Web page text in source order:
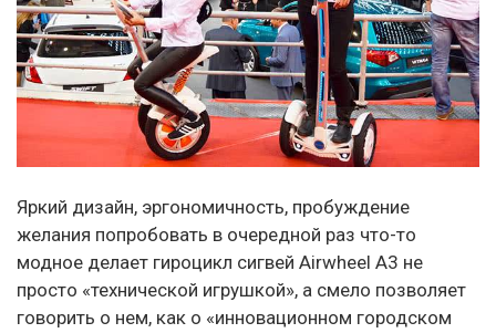
Яркий дизайн, эргономичность, пробуждение
желания попробовать в очередной раз что-то
модное делает гироцикл сигвей Airwheel A3 не
просто «технической игрушкой», а смело позволяет
говорить о нем, как о «инновационном городском